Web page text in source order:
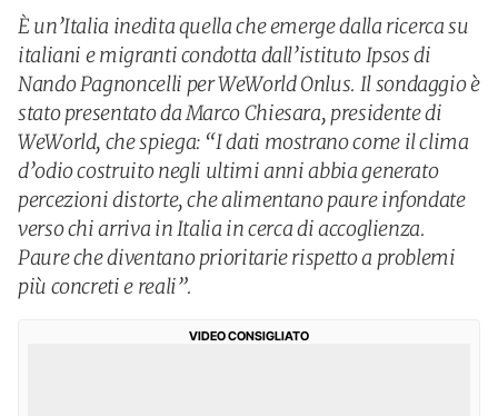
È un’Italia inedita quella che emerge dalla ricerca su
italiani e migranti condotta dall’istituto Ipsos di
Nando Pagnoncelli per WeWorld Onlus. Il sondaggio è
stato presentato da Marco Chiesara, presidente di
WeWorld, che spiega: “I dati mostrano come il clima
d’odio costruito negli ultimi anni abbia generato
percezioni distorte, che alimentano paure infondate
verso chi arriva in Italia in cerca di accoglienza.
Paure che diventano prioritarie rispetto a problemi
più concreti e reali”.
VIDEO CONSIGLIATO